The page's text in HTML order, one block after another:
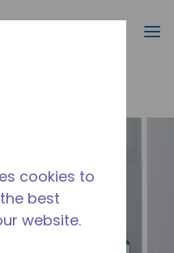
Procurar
cookies to
best
website.